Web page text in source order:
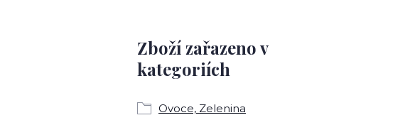
Zboží zařazeno v
kategoriích
Ovoce, Zelenina